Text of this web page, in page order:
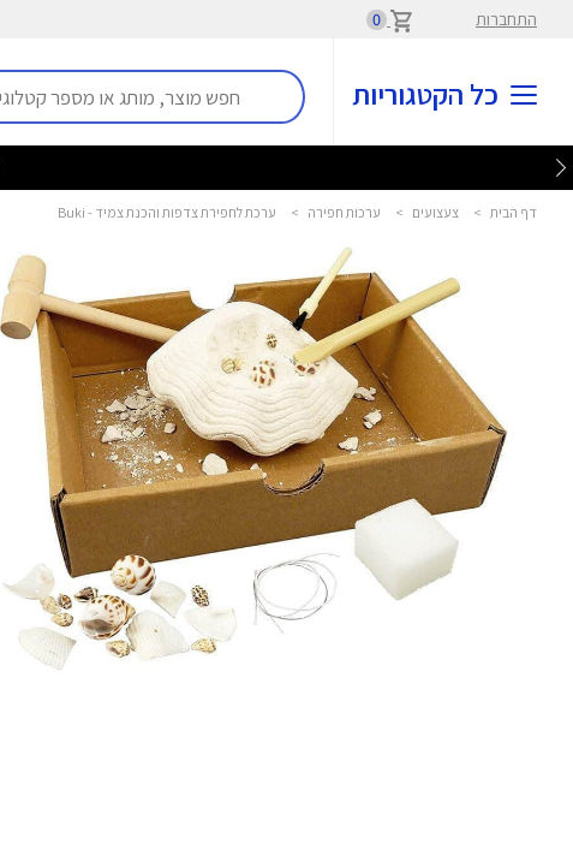
התחברות 0
כל הקטגוריות
דף הבית > צעצועים > ערכות חפירה > ערכת לחפירת צדפות והכנת צמיד - Buki